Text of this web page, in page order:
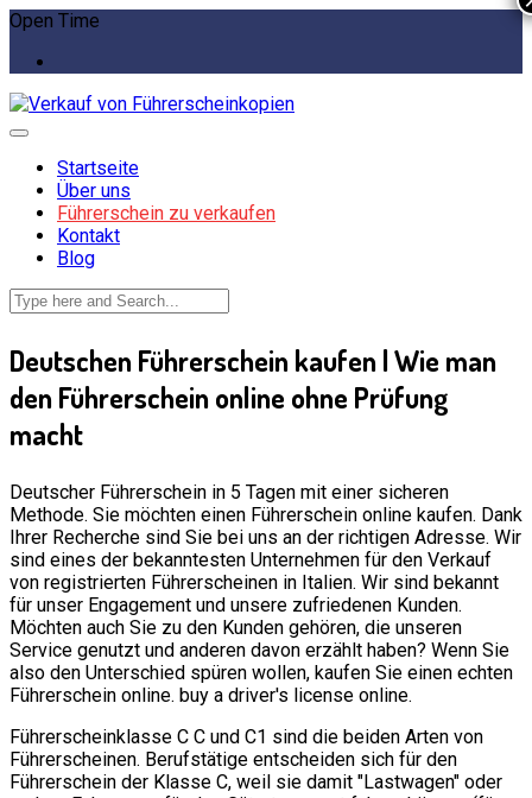
Open Time
Startseite
Über uns
Führerschein zu verkaufen
Kontakt
Blog
Deutschen Führerschein kaufen | Wie man
den Führerschein online ohne Prüfung
macht
Deutscher Führerschein in 5 Tagen mit einer sicheren
Methode. Sie möchten einen Führerschein online kaufen. Dank
Ihrer Recherche sind Sie bei uns an der richtigen Adresse. Wir
sind eines der bekanntesten Unternehmen für den Verkauf
von registrierten Führerscheinen in Italien. Wir sind bekannt
für unser Engagement und unsere zufriedenen Kunden.
Möchten auch Sie zu den Kunden gehören, die unseren
Service genutzt und anderen davon erzählt haben? Wenn Sie
also den Unterschied spüren wollen, kaufen Sie einen echten
Führerschein online. buy a driver's license online.
Führerscheinklasse C C und C1 sind die beiden Arten von
Führerscheinen. Berufstätige entscheiden sich für den
Führerschein der Klasse C, weil sie damit "Lastwagen" oder